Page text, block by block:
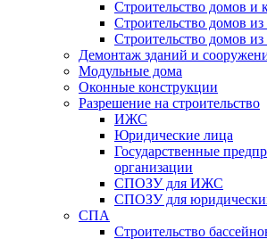
Строительство домов и
Строительство домов
Строительство домов из
Демонтаж зданий и
Модульные дома
Оконные конструкции
Разрешение на строительство
ИЖС
Юридические лица
Государственные
организации
СПОЗУ для ИЖС
СПОЗУ для
СПА
Строительство